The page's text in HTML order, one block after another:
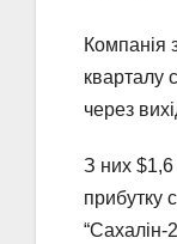
Компанія
кварталу
через
З них
прибутку
“Сахалін-